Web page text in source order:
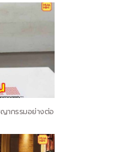
ญากรรมอย่างต่อ